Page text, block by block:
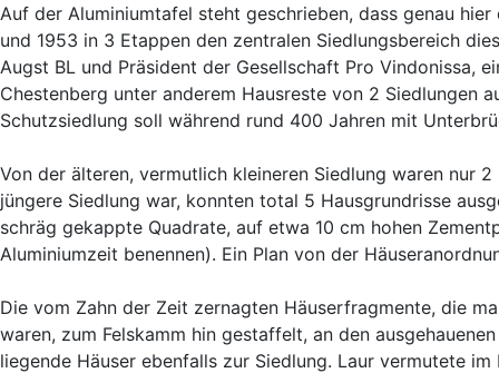
Auf der Aluminiumtafel steht geschrieben, dass genau
und 1953 in 3 Etappen den zentralen Siedlungsbereich
Augst BL und Präsident der Gesellschaft Pro Vindonissa,
Chestenberg unter anderem Hausreste von 2 Siedlungen
Schutzsiedlung soll während rund 400 Jahren mit
Von der älteren, vermutlich kleineren Siedlung waren nur
jüngere Siedlung war, konnten total 5 Hausgrundrisse
schräg gekappte Quadrate, auf etwa 10 cm hohen
Aluminiumzeit benennen). Ein Plan von der
Die vom Zahn der Zeit zernagten Häuserfragmente, die
waren, zum Felskamm hin gestaffelt, an den
liegende Häuser ebenfalls zur Siedlung. Laur vermutete